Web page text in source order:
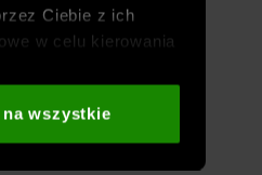
Ciebie z ich
w celu kierowania
„Szczegóły”
na wszystkie